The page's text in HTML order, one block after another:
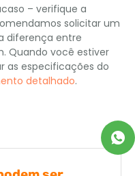
– verifique a
solicitar um
diferença entre
Quando você estiver
as especificações do
detalhado.